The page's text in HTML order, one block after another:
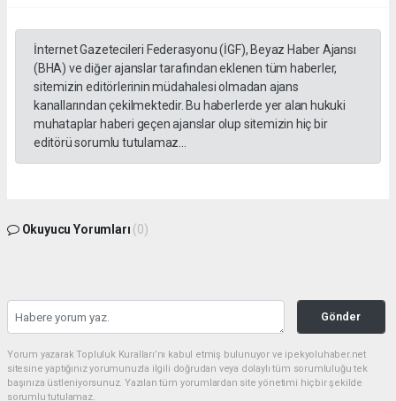
İnternet Gazetecileri Federasyonu (İGF), Beyaz Haber Ajansı
(BHA) ve diğer ajanslar tarafından eklenen tüm haberler,
sitemizin editörlerinin müdahalesi olmadan ajans
kanallarından çekilmektedir. Bu haberlerde yer alan hukuki
muhataplar haberi geçen ajanslar olup sitemizin hiç bir
editörü sorumlu tutulamaz...
Okuyucu Yorumları (0)
Gönder
Yorum yazarak Topluluk Kuralları’nı kabul etmiş bulunuyor ve ipekyoluhaber.net
sitesine yaptığınız yorumunuzla ilgili doğrudan veya dolaylı tüm sorumluluğu tek
başınıza üstleniyorsunuz. Yazılan tüm yorumlardan site yönetimi hiçbir şekilde
sorumlu tutulamaz.